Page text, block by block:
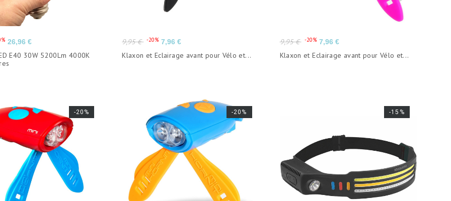
Prix
26,96 €
E40 30W 5200Lm 4000K
Prix
de
base
9,95 € -20% Prix
7,96 €
Klaxon et Eclairage avant pour Vélo et...
Prix
de
base
9,95 € -20% Prix
7,96 €
Klaxon et Eclairage avant pour Vélo et...
-20% -20% -15%